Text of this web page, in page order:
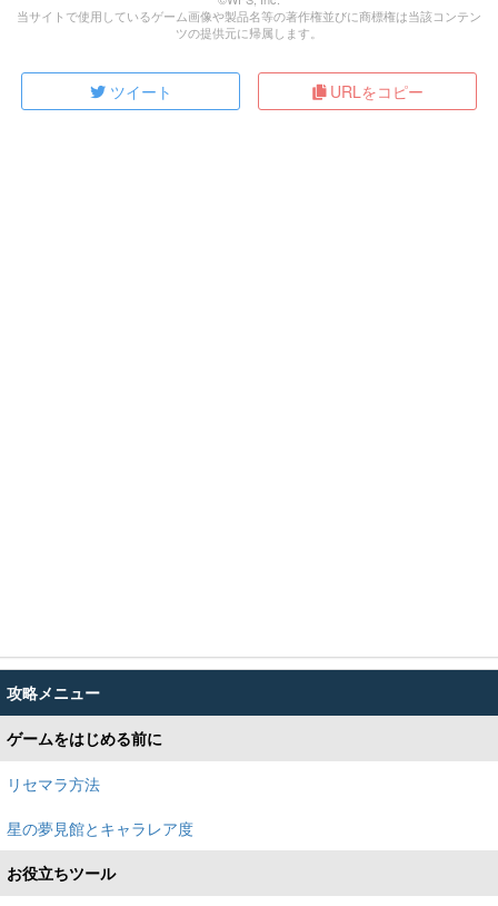
当サイトで使用しているゲーム画像や製品名等の著作権並びに商標権は当該コンテン
ツの提供元に帰属します。
ツイート URLをコピー
攻略メニュー
ゲームをはじめる前に
リセマラ方法
星の夢見館とキャラレア度
お役立ちツール